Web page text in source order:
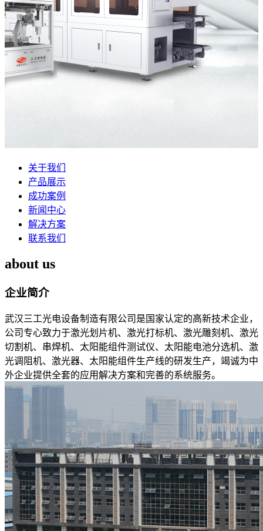
关于我们
产品展示
成功案例
新闻中心
解决方案
联系我们
about us
企业简介
武汉三工光电设备制造有限公司是国家认定的高新技术企业，
公司专心致力于激光划片机、激光打标机、激光雕刻机、激光
切割机、串焊机、太阳能组件测试仪、太阳能电池分选机、激
光调阻机、激光器、太阳能组件生产线的研发生产，竭诚为中
外企业提供全套的应用解决方案和完善的系统服务。